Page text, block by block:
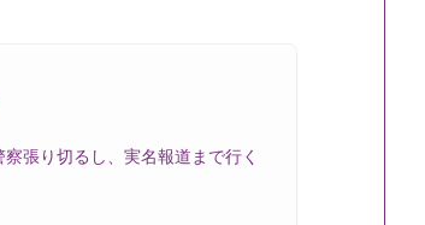
張り切るし、実名報道まで行く